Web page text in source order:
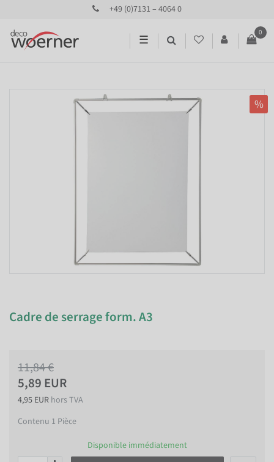
+49 (0)7131 – 4064 0
☰
0
%
Cadre de serrage form. A3
11,84 €
5,89 EUR
4,95 EUR hors TVA
Contenu 1 Pièce
Disponible immédiatement